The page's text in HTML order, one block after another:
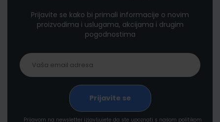
Prijavite se kako bi primali informacije o novim
proizvodima i uslugama, akcijama i drugim
pogodnostima
Prijavom na newsletter izjavljujete da ste upoznati s našom politikom